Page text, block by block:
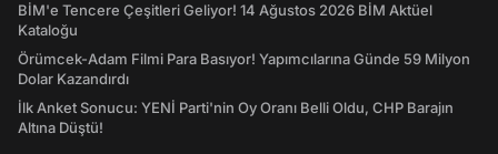
BİM'e Tencere Çeşitleri Geliyor! 14 Ağustos 2026 BİM Aktüel
Kataloğu
Örümcek-Adam Filmi Para Basıyor! Yapımcılarına Günde 59 Milyon
Dolar Kazandırdı
İlk Anket Sonucu: YENİ Parti'nin Oy Oranı Belli Oldu, CHP Barajın
Altına Düştü!